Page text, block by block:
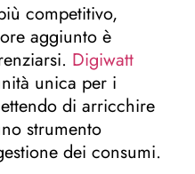
competitivo,
aggiunto è
Digiwatt
unica per i
di arricchire
strumento
dei consumi.